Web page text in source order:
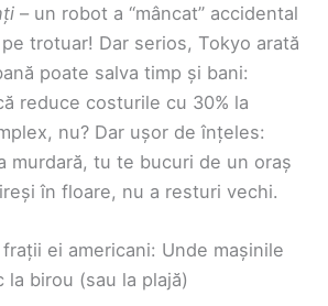
– un robot a “mâncat” accidental
trotuar! Dar serios, Tokyo arată
poate salva timp și bani:
reduce costurile cu 30% la
nu? Dar ușor de înțeles:
murdară, tu te bucuri de un oraș
în floare, nu a resturi vechi.
ei americani: Unde mașinile
la birou (sau la plajă)